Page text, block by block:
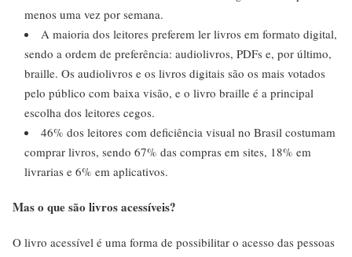
menos uma vez por semana.
A maioria dos leitores preferem ler livros em formato digital,
sendo a ordem de preferência: audiolivros, PDFs e, por último,
braille. Os audiolivros e os livros digitais são os mais votados
pelo público com baixa visão, e o livro braille é a principal
escolha dos leitores cegos.
46% dos leitores com deficiência visual no Brasil costumam
comprar livros, sendo 67% das compras em sites, 18% em
livrarias e 6% em aplicativos.
Mas o que são livros acessíveis?
O livro acessível é uma forma de possibilitar o acesso das pessoas